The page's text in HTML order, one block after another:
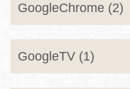
GoogleChrome (2)
GoogleTV (1)